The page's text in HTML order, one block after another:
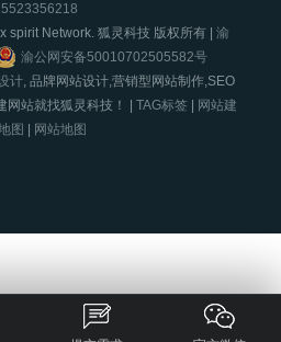
Network. 狐灵科技 版权所有 | 渝
渝公网安备50010702505582号
计, 品牌网站设计,营销型网站制作,SEO
站就找狐灵科技！ | TAG标签
网站建
图
网站地图